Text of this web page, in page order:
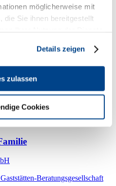
möglicherweise mit
die Sie ihnen bereitgestellt
Details zeigen
zulassen
Cookies
GmbH
Beratungsgesellschaft